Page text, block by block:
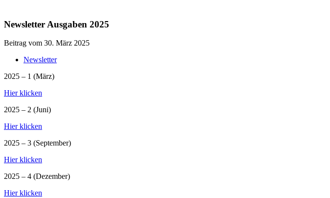
Newsletter Ausgaben 2025
Beitrag vom 30. März 2025
Newsletter
2025 – 1 (März)
Hier klicken
2025 – 2 (Juni)
Hier klicken
2025 – 3 (September)
Hier klicken
2025 – 4 (Dezember)
Hier klicken